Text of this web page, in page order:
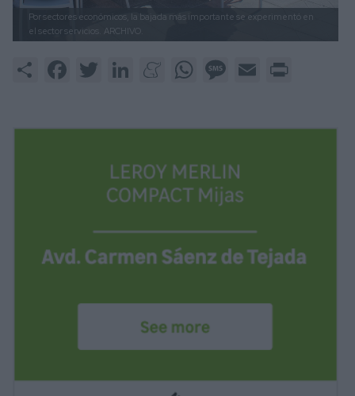
Por sectores económicos, la bajada más importante se experimentó en
el sector servicios.
ARCHIVO.
Share FacebookTwitter LinkedInMeneameWhatsAppMessage
Email